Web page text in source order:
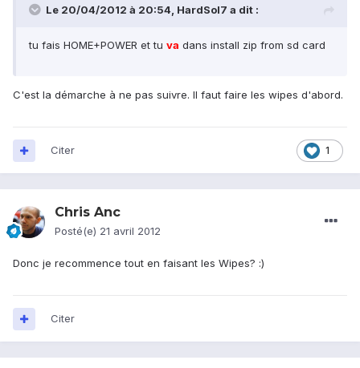
Le 20/04/2012 à 20:54, HardSol7 a dit :
tu fais HOME+POWER et tu va dans install zip from sd card
C'est la démarche à ne pas suivre. Il faut faire les wipes d'abord.
1
Citer
Chris Anc
Posté(e) 21 avril 2012
Donc je recommence tout en faisant les Wipes? :)
Citer